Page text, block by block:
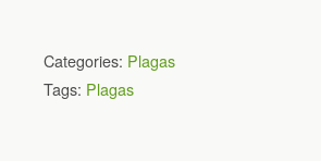
Categories: Plagas
Tags: Plagas